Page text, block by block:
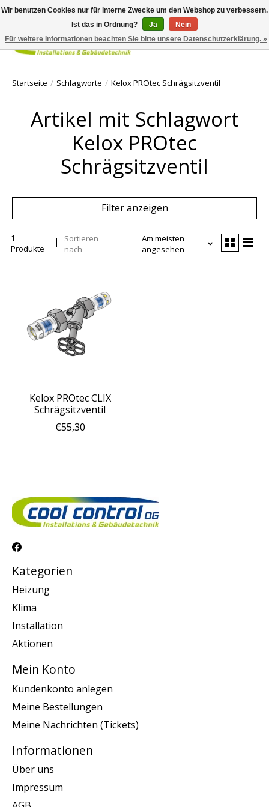
Ihr
Startseite / Schlagworte / Kelox PROtec Schrägsitzventil
Artikel mit Schlagwort
Kelox PROtec
Schrägsitzventil
Filter anzeigen
1
Produkte
Sortieren
nach
Am meisten
angesehen
Kelox PROtec CLIX
Schrägsitzventil
€55,30
Kategorien
Heizung
Klima
Installation
Aktionen
Mein Konto
Kundenkonto anlegen
Meine Bestellungen
Meine Nachrichten (Tickets)
Informationen
Über uns
Impressum
Wir benutzen Cookies nur für interne Zwecke um den Webshop zu verbessern.
Ist das in Ordnung?
Ja
Nein
Für weitere Informationen beachten Sie bitte unsere Datenschutzerklärung. »